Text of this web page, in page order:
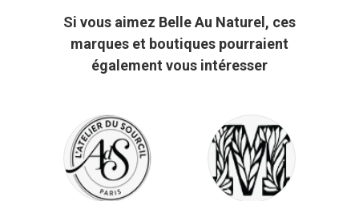
Si vous aimez Belle Au Naturel, ces
marques et boutiques pourraient
également vous intéresser